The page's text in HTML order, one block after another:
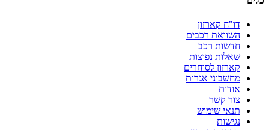
דו"ח קארזון
השוואת רכבים
חדשות רכב
שאלות נפוצות
קארזון לסוחרים
מחשבוני אגרות
אודות
צור קשר
תנאי שימוש
נגישות